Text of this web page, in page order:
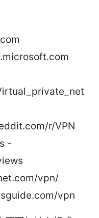
r/VPN
-
vpn/
vpn